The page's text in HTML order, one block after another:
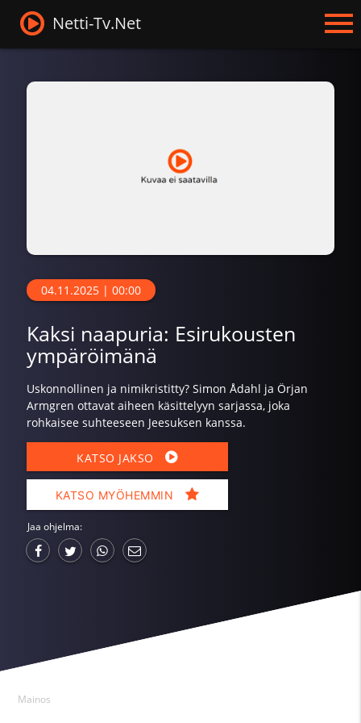
Netti-Tv.Net
04.11.2025 | 00:00
Kaksi naapuria: Esirukousten
ympäröimänä
Uskonnollinen ja nimikristitty? Simon Ådahl ja Örjan
Armgren ottavat aiheen käsittelyyn sarjassa, joka
rohkaisee suhteeseen Jeesuksen kanssa.
KATSO JAKSO
KATSO MYÖHEMMIN
Jaa ohjelma:
Mainos